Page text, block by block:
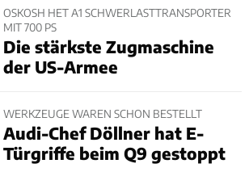
OSKOSH HET A1 SCHWERLASTTRANSPORTER
MIT 700 PS
Die stärkste Zugmaschine
der US-Armee
WERKZEUGE WAREN SCHON BESTELLT
Audi-Chef Döllner hat E-
Türgriffe beim Q9 gestoppt